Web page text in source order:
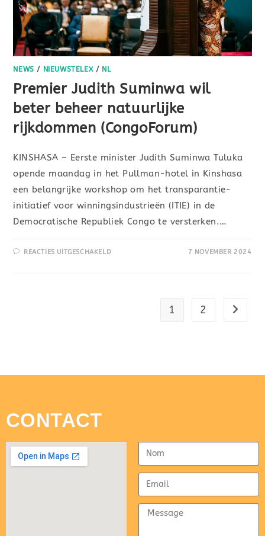
NEWS / NIEUWSTELEX/ NL
Premier Judith Suminwa wil
beter beheer natuurlijke
rijkdommen (CongoForum)
KINSHASA – Eerste minister Judith Suminwa Tuluka
opende maandag in het Pullman-hotel in Kinshasa
een belangrijke workshop om het transparantie-
initiatief voor winningsindustrieën (ITIE) in de
Democratische Republiek Congo te versterken.…
REACTIES UITGESCHAKELD 7 NOVEMBER 2024
1 2
CONTACT